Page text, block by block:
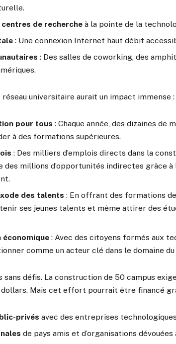
de recherche à la pointe de la
: Une connexion Internet haut débit
: Des salles de coworking, des
universitaire aurait un impact immense :
pour tous : Chaque année, des dizaines de
à des formations supérieures.
: Des milliers d’emplois directs dans la
des millions d’opportunités indirectes grâce
des talents : En offrant des formations
ses jeunes talents et même attirer des
: Avec des citoyens formés aux
comme un acteur clé dans le domaine du
sans défis. La construction de 50 campus
Mais cet effort pourrait être financé
privés avec des entreprises
de pays amis et d’organisations dévouées